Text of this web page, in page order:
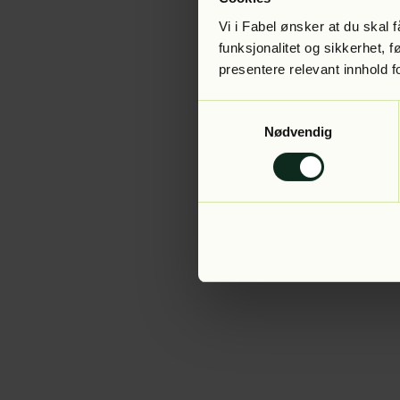
Vi i Fabel ønsker at du skal
funksjonalitet og sikkerhet,
presentere relevant innhold
Nødvendig
Application